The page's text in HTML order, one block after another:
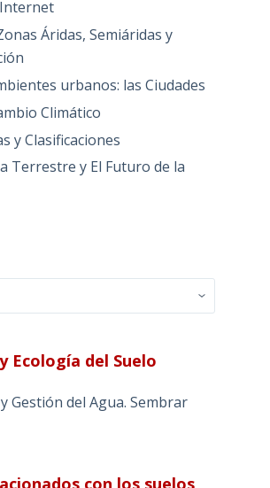
Áridas, Semiáridas y
urbanos: las Ciudades
Climático
y Clasificaciones
Terrestre y El Futuro de la
Ecología del Suelo
Gestión del Agua. Sembrar